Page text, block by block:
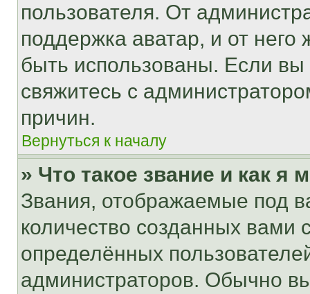
пользователя. От
поддержка аватар, и от него
быть использованы. Если
свяжитесь с
причин.
Вернуться к началу
» Что такое звание и как я
Звания, отображаемые под
количество созданных
определённых
администраторов. Обычно